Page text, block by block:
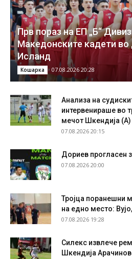
Прв пораз на ЕП „Б“
Македонските кадети во
Исланд
Кошарка 07.08.2026 20:28
Анализа на
интервенираше во
мечот Шкендија
07.08.2026 20:15
Дориев прогласен
07.08.2026 20:00
Тројца поранешни
на едно место:
07.08.2026 19:28
Силекс извлече
Шкендија